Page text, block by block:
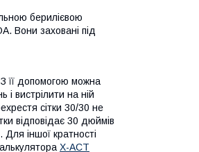
берилієвою
Вони заховані під
її допомогою можна
і вистрілити на ній
сітки 30/30 не
відповідає 30 дюймів
іншої кратності
X-ACT